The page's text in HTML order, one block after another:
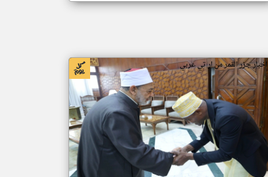
اخبار جزر القمر من ار تي عربي